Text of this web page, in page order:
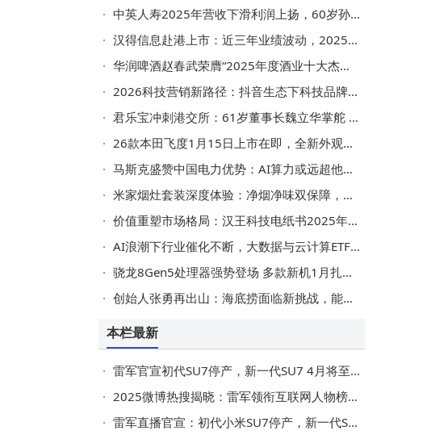
中英人寿2025年营收下滑利润上扬，60岁孙彦敏身兼多职掌舵多企
汉得信息赴港上市：近三年业绩波动，2025年前9月营收净利双增
华润啤酒赵春武荣膺“2025年度酒业十大杰出人物” 引领企业登顶市场
2026科技营销新路径：抖音生态下科技品牌如何构建体系化增长力
君乐宝冲刺港交所：61岁董事长魏立华掌舵 年薪超千万屡获殊荣
26款本田飞度1月15日上市在即，全新外观搭配10.1英寸大屏，定价多少能突围？
马斯克盛赞中国电力优势：AI算力或远超他国，太阳能发展同样亮眼
米家烟灶套装深度体验：净烟净味双保障，厨房健康烹饪新选择！
价值重塑市场格局：汉王科技电纸书2025年凭何登顶线上销量冠军？
AI浪潮下行业催化不断，大数据与云计算ETF领涨，国产算力发展正当时
骁龙8Gen5处理器强势登场 多款新机1月扎堆发布 性能配置亮点十足
创始人张勇再出山：海底捞面临新挑战，能否破局再攀高峰？
本栏最新
雷军官宣初代SU7停产，新一代SU7 4月将至，配置升级引市场期待
2025微博热搜揭晓：雷军领衔互联网人物榜，DeepSeek领跑AI产品榜
雷军直播官宣：初代小米SU7停产，新一代SU7四月发布实力升级